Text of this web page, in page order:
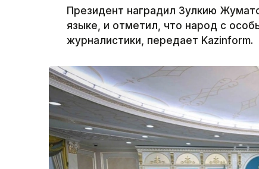
Президент наградил Зулкию
языке, и отметил, что народ с
журналистики, передает Kazinform.